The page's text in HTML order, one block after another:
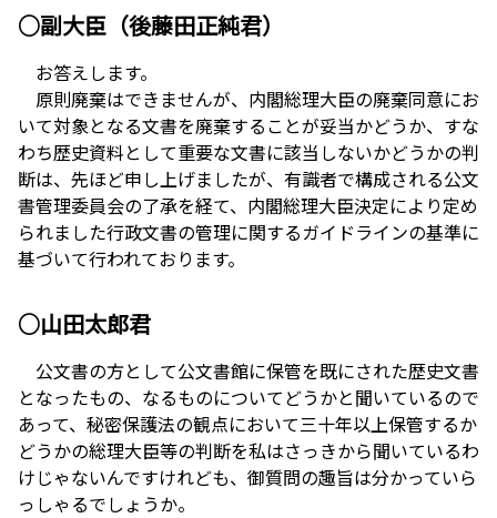
○副大臣（後藤田正純君）
お答えします。
原則廃棄はできませんが、内閣総理大臣の廃棄同意にお
いて対象となる文書を廃棄することが妥当かどうか、すな
わち歴史資料として重要な文書に該当しないかどうかの判
断は、先ほど申し上げましたが、有識者で構成される公文
書管理委員会の了承を経て、内閣総理大臣決定により定め
られました行政文書の管理に関するガイドラインの基準に
基づいて行われております。
○山田太郎君
公文書の方として公文書館に保管を既にされた歴史文書
となったもの、なるものについてどうかと聞いているので
あって、秘密保護法の観点において三十年以上保管するか
どうかの総理大臣等の判断を私はさっきから聞いているわ
けじゃないんですけれども、御質問の趣旨は分かっていら
っしゃるでしょうか。